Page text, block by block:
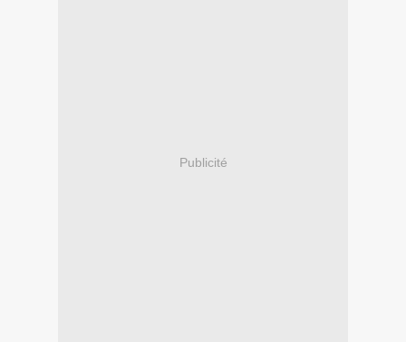
Publicité